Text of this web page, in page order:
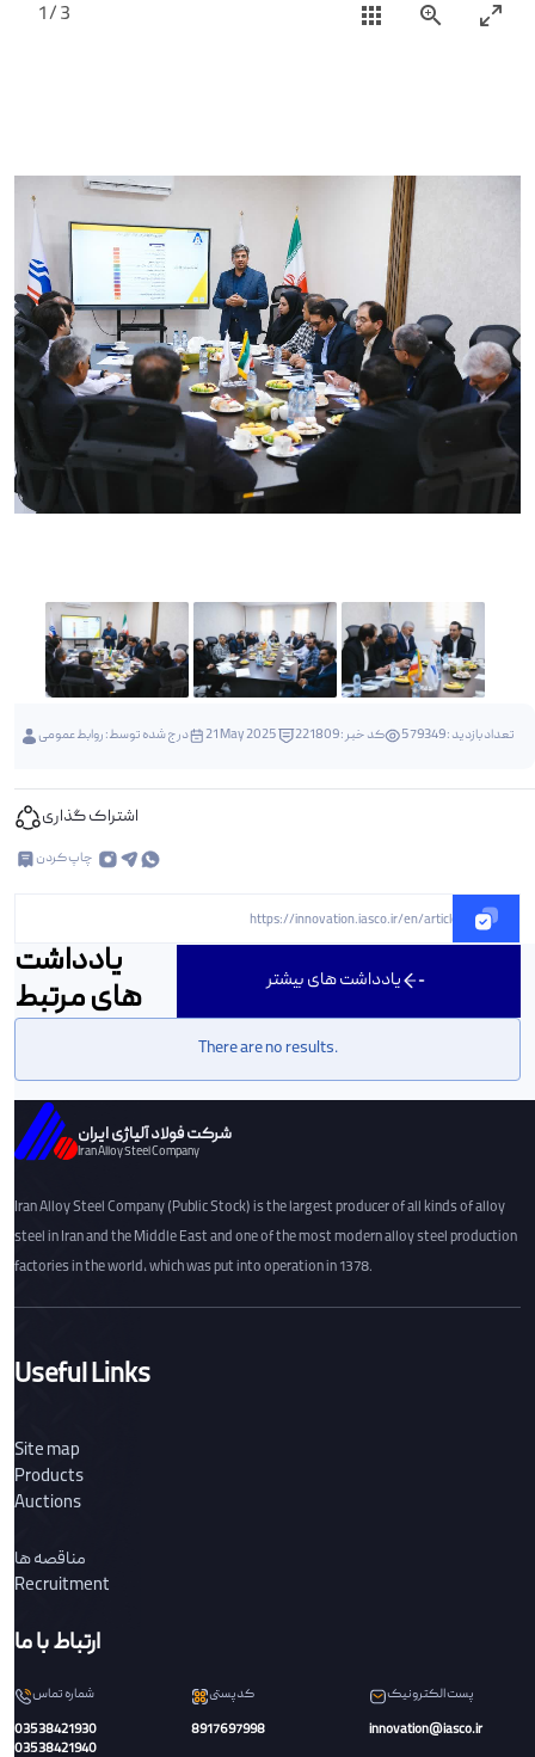
1/3
درج شده توسط:روابط عمومی 21 May 2025 کد خبر : 221809 تعداد بازدید : 579349
اشتراک گذاری
چاپ کردن
https://innovation.iasco.ir/en/article/221809
یادداشت
های مرتبط
یادداشت های بیشتر
There are no results.
شرکت فولاد آلیاژی ایران
Iran Alloy Steel Company
Iran Alloy Steel Company (Public Stock) is the largest producer of all kinds of alloy
steel in Iran and the Middle East and one of the most modern alloy steel production
factories in the world, which was put into operation in 1378.
Useful Links
Site map
Products
Auctions
مناقصه ها
Recruitment
ارتباط با ما
شماره تماس
03538421930
03538421940
کدپستی
8917697998
پست الکترونیک
innovation@iasco.ir